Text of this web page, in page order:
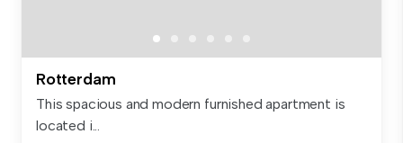
Rotterdam
This spacious and modern furnished apartment is
located i...